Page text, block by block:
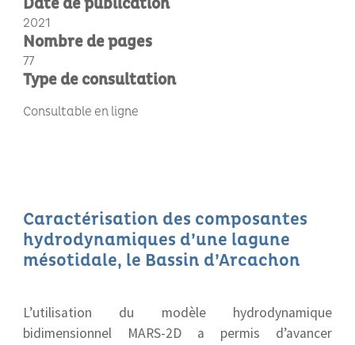
2021
Nombre de pages
77
Type de consultation
Consultable en ligne
Caractérisation des composantes
hydrodynamiques d’une lagune
mésotidale, le Bassin d’Arcachon
L’utilisation du modèle hydrodynamique
bidimensionnel MARS-2D a permis d’avancer